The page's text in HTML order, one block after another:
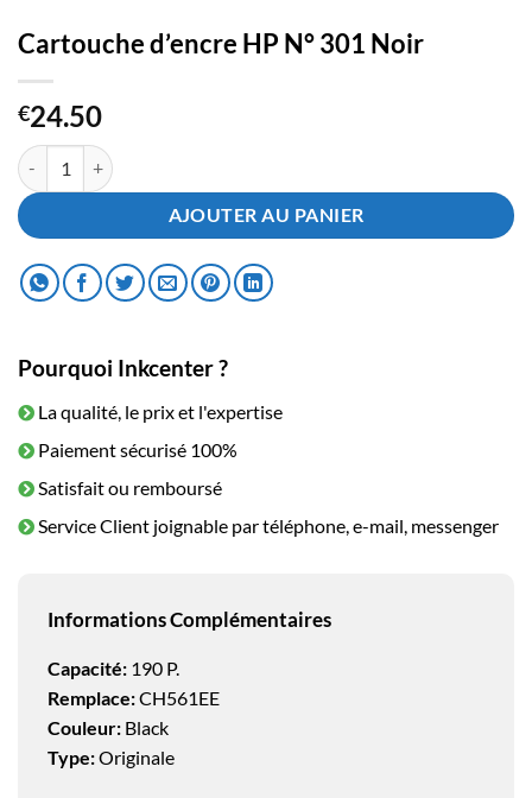
Cartouche d’encre HP N° 301 Noir
€24.50
quantité de Cartouche d'encre HP N° 301 Noir
AJOUTER AU PANIER
Pourquoi Inkcenter ?
La qualité, le prix et l'expertise
Paiement sécurisé 100%
Satisfait ou remboursé
Service Client joignable par téléphone, e-mail, messenger
Informations Complémentaires
Capacité: 190 P.
Remplace:CH561EE
Couleur: Black
Type:Originale